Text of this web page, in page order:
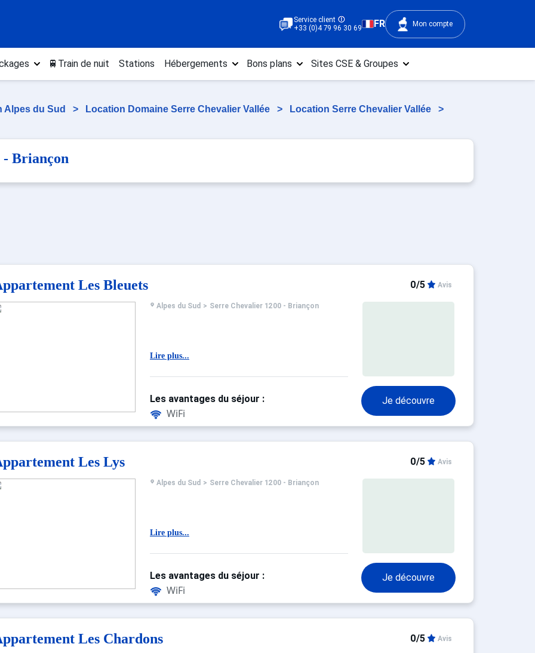
Service client
+33 (0)4 79 96 30 69
FR Mon compte
🚆Train de nuit Stations Hébergements Bons plans Sites CSE & Groupes
Alpes du Sud > Location Domaine Serre Chevalier Vallée > Location Serre Chevalier Vallée
>
- Briançon
Les Bleuets 0/5 Avis
Alpes du Sud > Serre Chevalier 1200 - Briançon
Lire plus...
Je découvre
Les avantages du séjour :
WiFi
Les Lys 0/5 Avis
Alpes du Sud > Serre Chevalier 1200 - Briançon
Lire plus...
Je découvre
Les avantages du séjour :
WiFi
Les Chardons 0/5 Avis